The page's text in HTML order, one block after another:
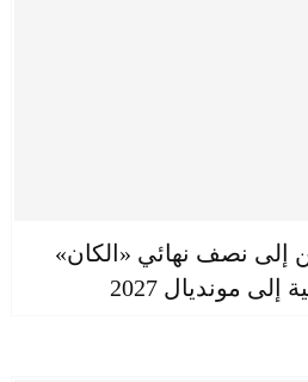
إلى نصف نهائي «الكان»
مونديال 2027